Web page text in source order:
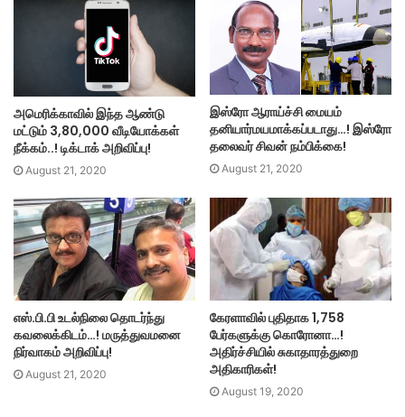
அமெரிக்காவில் இந்த ஆண்டு
மட்டும் 3,80,000 வீடியோக்கள்
நீக்கம்..! டிக்டாக் அறிவிப்பு!
August 21, 2020
இஸ்ரோ ஆராய்ச்சி மையம்
தனியார்மயமாக்கப்படாது…! இஸ்ரோ
தலைவர் சிவன் நம்பிக்கை!
August 21, 2020
எஸ்.பி.பி உடல்நிலை தொடர்ந்து
கவலைக்கிடம்…! மருத்துவமனை
நிர்வாகம் அறிவிப்பு!
August 21, 2020
கேரளாவில் புதிதாக 1,758
பேர்களுக்கு கொரோனா…!
அதிர்ச்சியில் சுகாதாரத்துறை
அதிகாரிகள்!
August 19, 2020